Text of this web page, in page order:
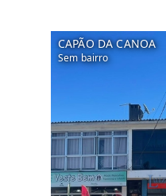
CAPÃO DA CANOA
Sem bairro